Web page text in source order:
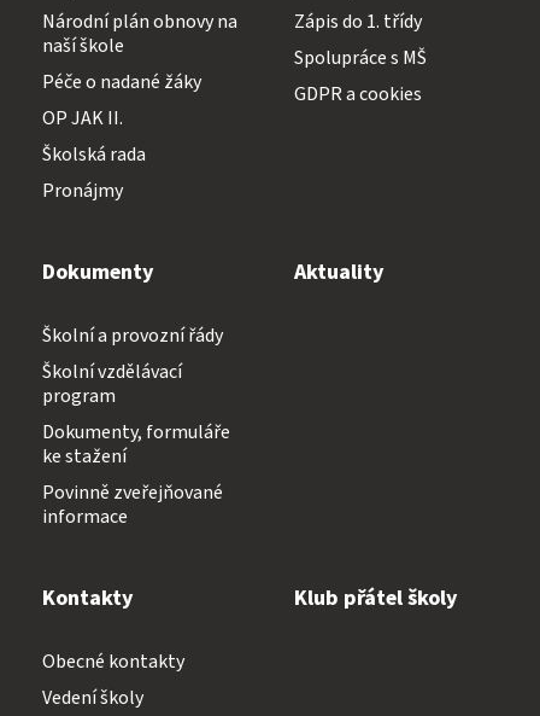
Národní plán obnovy na
naší škole
Péče o nadané žáky
OP JAK II.
Školská rada
Pronájmy
Zápis do 1. třídy
Spolupráce s MŠ
GDPR a cookies
Dokumenty
Školní a provozní řády
Školní vzdělávací
program
Dokumenty, formuláře
ke stažení
Povinně zveřejňované
informace
Aktuality
Kontakty
Obecné kontakty
Vedení školy
Klub přátel školy